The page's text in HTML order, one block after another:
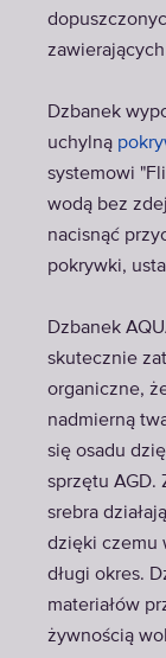
zawierających
Dzbanek
uchylną
systemowi
wodą bez
nacisnąć
pokrywki,
Dzbanek
skutecznie
organiczne,
nadmierną
się osadu
sprzętu AGD.
srebra
dzięki czemu
długi okres.
materiałów
żywnością